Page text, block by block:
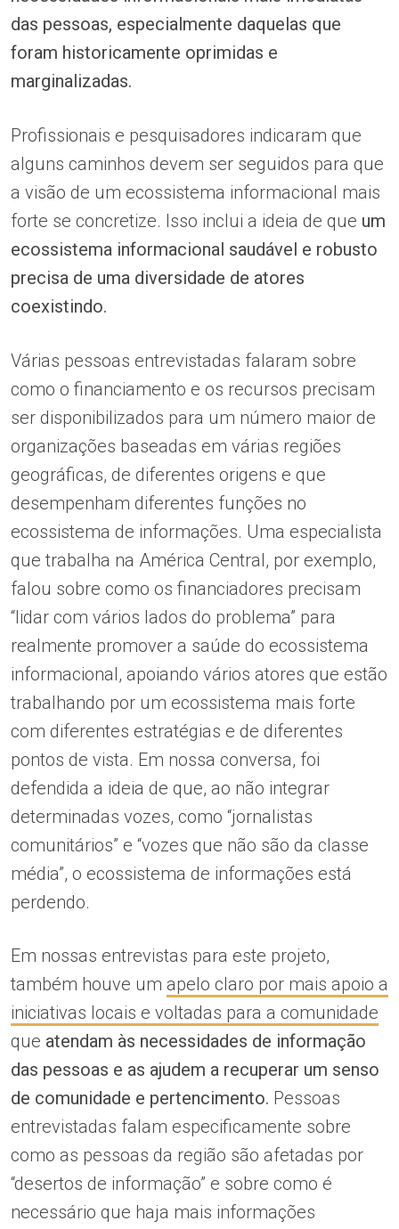
das pessoas, especialmente daquelas que
foram historicamente oprimidas e
marginalizadas.
Profissionais e pesquisadores indicaram que
alguns caminhos devem ser seguidos para que
a visão de um ecossistema informacional mais
forte se concretize. Isso inclui a ideia de que um
ecossistema informacional saudável e robusto
precisa de uma diversidade de atores
coexistindo.
Várias pessoas entrevistadas falaram sobre
como o financiamento e os recursos precisam
ser disponibilizados para um número maior de
organizações baseadas em várias regiões
geográficas, de diferentes origens e que
desempenham diferentes funções no
ecossistema de informações. Uma especialista
que trabalha na América Central, por exemplo,
falou sobre como os financiadores precisam
“lidar com vários lados do problema” para
realmente promover a saúde do ecossistema
informacional, apoiando vários atores que estão
trabalhando por um ecossistema mais forte
com diferentes estratégias e de diferentes
pontos de vista. Em nossa conversa, foi
defendida a ideia de que, ao não integrar
determinadas vozes, como “jornalistas
comunitários” e “vozes que não são da classe
média”, o ecossistema de informações está
perdendo.
Em nossas entrevistas para este projeto,
também houve um apelo claro por mais apoio a
iniciativas locais e voltadas para a comunidade
que atendam às necessidades de informação
das pessoas e as ajudem a recuperar um senso
de comunidade e pertencimento. Pessoas
entrevistadas falam especificamente sobre
como as pessoas da região são afetadas por
“desertos de informação” e sobre como é
necessário que haja mais informações